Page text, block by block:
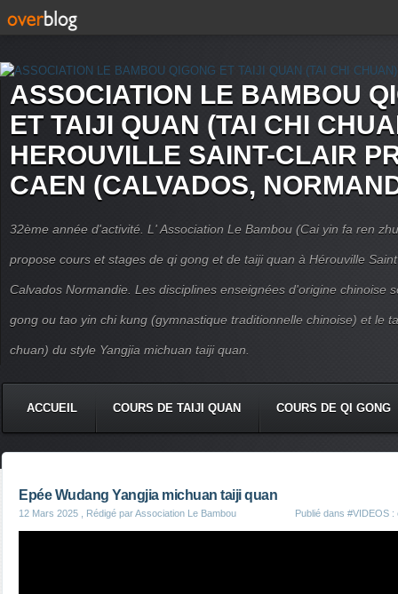
ASSOCIATION LE BAMBOU
ET TAIJI QUAN (TAI CHI
HEROUVILLE SAINT-CLAIR
CAEN (CALVADOS,
32ème année d'activité. L' Association Le Bambou (Cai yin fa ren
propose cours et stages de qi gong et de taiji quan à Hérouville
Calvados Normandie. Les disciplines enseignées d'origine chinoise
gong ou tao yin chi kung (gymnastique traditionnelle chinoise) et le
chuan) du style Yangjia michuan taiji quan.
ACCUEIL COURS DE TAIJI QUAN COURS DE QI GONG
Epée Wudang Yangjia michuan taiji quan
12 Mars 2025 , Rédigé par Association Le Bambou Publié dans #VIDEOS :